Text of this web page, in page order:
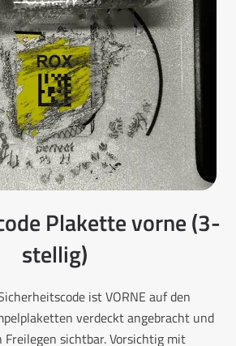
Plakette vorne (3-
stellig)
ist VORNE auf den
verdeckt angebracht und
sichtbar. Vorsichtig mit